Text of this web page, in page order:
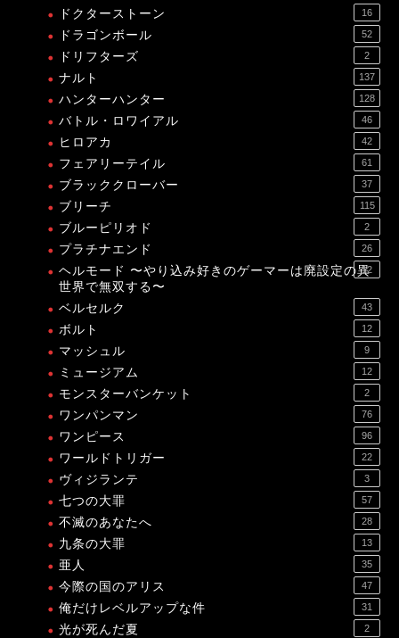
ドクターストーン 16
ドラゴンボール 52
ドリフターズ 2
ナルト 137
ハンターハンター 128
バトル・ロワイアル 46
ヒロアカ 42
フェアリーテイル 61
ブラッククローバー 37
ブリーチ 115
ブルーピリオド 2
プラチナエンド 26
ヘルモード 〜やり込み好きのゲーマーは廃設定の異
世界で無双する〜
12
ベルセルク 43
ボルト 12
マッシュル 9
ミュージアム 12
モンスターバンケット 2
ワンパンマン 76
ワンピース 96
ワールドトリガー 22
ヴィジランテ 3
七つの大罪 57
不滅のあなたへ 28
九条の大罪 13
亜人 35
今際の国のアリス 47
俺だけレベルアップな件 31
光が死んだ夏 2